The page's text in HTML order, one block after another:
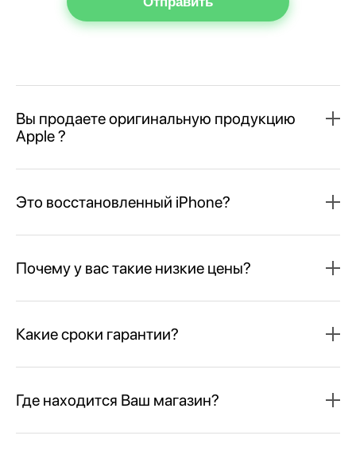
Вы продаете оригинальную продукцию
Apple ?
Это восстановленный iPhone?
Почему у вас такие низкие цены?
Какие сроки гарантии?
Где находится Ваш магазин?